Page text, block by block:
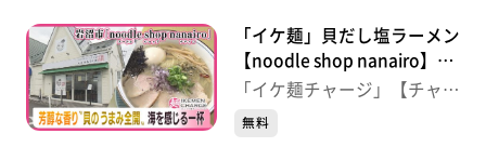
「イケ麺」貝だし塩ラーメン
【noodle shop nanairo】
（岩沼市）
「イケ麺チャージ」【チャー
ジ！】
無料